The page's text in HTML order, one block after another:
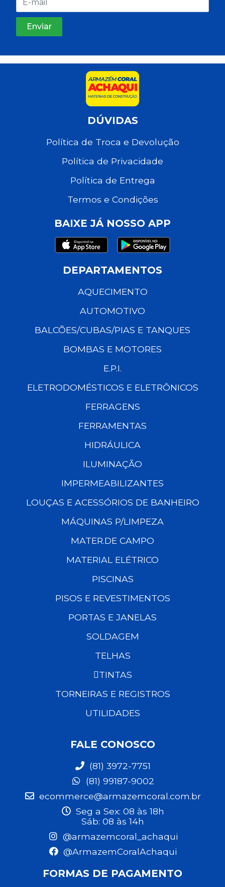
DÚVIDAS
Política de Troca e Devolução
Política de Privacidade
Política de Entrega
Termos e Condições
BAIXE JÁ NOSSO APP
DEPARTAMENTOS
AQUECIMENTO
AUTOMOTIVO
BALCÕES/CUBAS/PIAS E TANQUES
BOMBAS E MOTORES
E.P.I.
ELETRODOMÉSTICOS E ELETRÔNICOS
FERRAGENS
FERRAMENTAS
HIDRÁULICA
ILUMINAÇÃO
IMPERMEABILIZANTES
LOUÇAS E ACESSÓRIOS DE BANHEIRO
MÁQUINAS P/LIMPEZA
MATER.DE CAMPO
MATERIAL ELÉTRICO
PISCINAS
PISOS E REVESTIMENTOS
PORTAS E JANELAS
SOLDAGEM
TELHAS
TINTAS
TORNEIRAS E REGISTROS
UTILIDADES
FALE CONOSCO
(81) 3972-7751
(81) 99187-9002
ecommerce@armazemcoral.com.br
Seg a Sex: 08 às 18h
Sáb: 08 às 14h
@armazemcoral_achaqui
@ArmazemCoralAchaqui
FORMAS DE PAGAMENTO